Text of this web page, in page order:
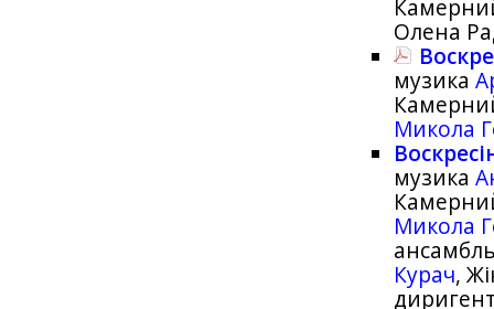
Олена
музика
Микола
музика
Микола
Курач,